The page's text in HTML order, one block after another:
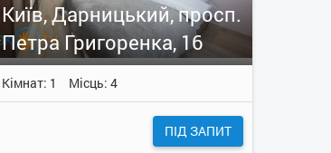
Київ, Дарницький, просп.
Петра Григоренка, 16
Кімнат: 1 Місць: 4
ПІД ЗАПИТ